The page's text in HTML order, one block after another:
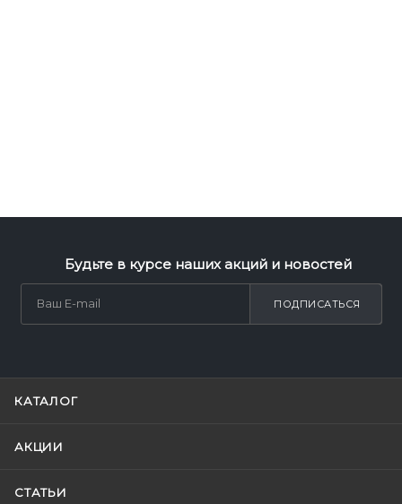
Будьте в курсе наших акций и новостей
ПОДПИСАТЬСЯ
КАТАЛОГ
АКЦИИ
СТАТЬИ